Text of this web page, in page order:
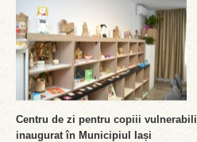
Centru de zi pentru copiii
inaugurat în Municipiul Iași